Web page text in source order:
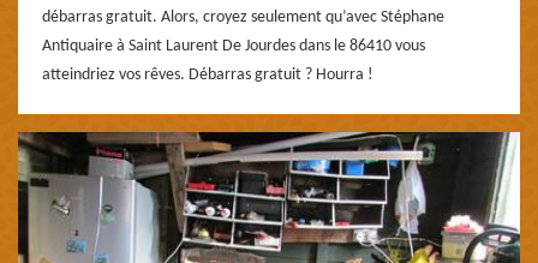
débarras gratuit. Alors, croyez seulement qu’avec Stéphane
Antiquaire à Saint Laurent De Jourdes dans le 86410 vous
atteindriez vos rêves. Débarras gratuit ? Hourra !